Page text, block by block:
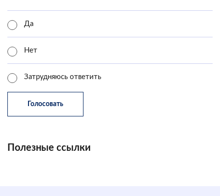
Да
Нет
Затрудняюсь ответить
Полезные ссылки